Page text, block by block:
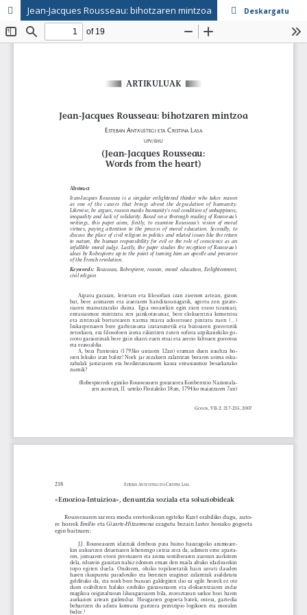
Jean-Jacques Rousseau: bihotzaren mintzoa Deskargatu